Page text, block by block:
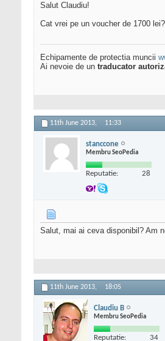
Salut Claudiu!
Cat vrei pe un voucher de 1700 lei?
Echipamente de protectia muncii
Ai nevoie de un traducator
11th June 2013, 11:33
stanccone
Membru SeoPedia
Reputatie: 28
Salut, mai ai ceva disponibil? Am
11th June 2013, 18:05
Claudiu B
Membru SeoPedia
Reputatie: 34